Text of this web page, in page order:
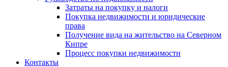
Затраты на покупку и налоги
Покупка недвижимости и юридические
права
Получение вида на жительство на Северном
Кипре
Процесс покупки недвижимости
Контакты